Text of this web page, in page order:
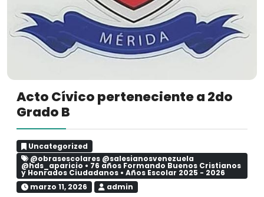
Acto Cívico perteneciente a 2do
Grado B
Uncategorized
@obrasescolares @salesianosvenezuela
@hds_aparicio • 76 años Formando Buenos Cristianos
y Honrados Ciudadanos• Años Escolar 2025 - 2026
marzo 11, 2026
admin